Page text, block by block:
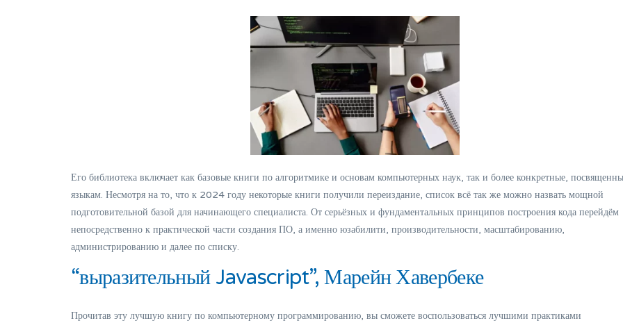
Его библиотека включает как базовые книги по алгоритмике и основам компьютерных наук, так и более конкретные,
языкам. Несмотря на то, что к 2024 году некоторые книги получили переиздание, список всё так же можно назвать мощной
подготовительной базой для начинающего специалиста. От серьёзных и фундаментальных принципов построения кода перейдём
непосредственно к практической части создания ПО, а именно юзабилити, производительности, масштабированию,
администрированию и далее по списку.
“выразительный Javascript”, Марейн Хавербеке
Прочитав эту лучшую книгу по компьютерному программированию, вы сможете воспользоваться лучшими практиками